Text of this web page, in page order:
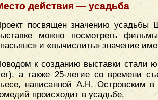
действия — усадьба
посвящен значению усадьбы
можно посмотреть
и «вычислить» значение
к созданию выставки стали
а также 25-летие со времени
написанной А.Н. Островским
происходит в усадьбе.